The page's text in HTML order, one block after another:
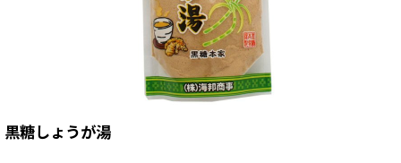
黒糖しょうが湯